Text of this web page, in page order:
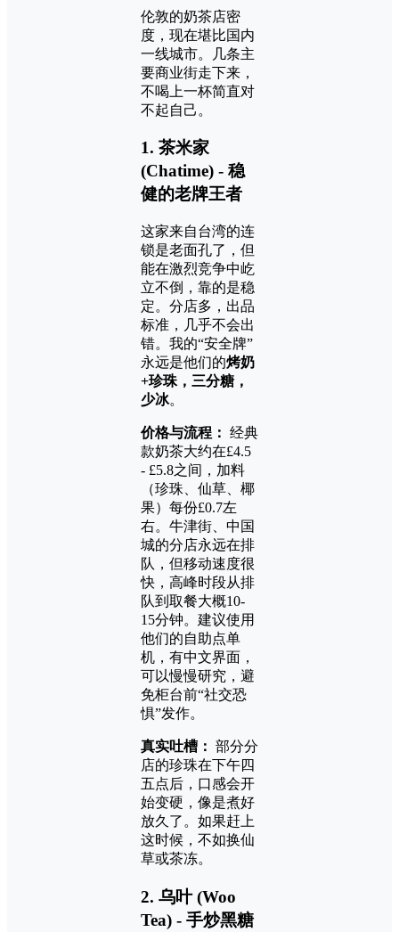
伦敦的奶茶店密
度，现在堪比国内
一线城市。几条主
要商业街走下来，
不喝上一杯简直对
不起自己。
1. 茶米家
(Chatime) - 稳
健的老牌王者
这家来自台湾的连
锁是老面孔了，但
能在激烈竞争中屹
立不倒，靠的是稳
定。分店多，出品
标准，几乎不会出
错。我的“安全牌”
永远是他们的烤奶
+珍珠，三分糖，
少冰。
价格与流程： 经典
款奶茶大约在£4.5
- £5.8之间，加料
（珍珠、仙草、椰
果）每份£0.7左
右。牛津街、中国
城的分店永远在排
队，但移动速度很
快，高峰时段从排
队到取餐大概10-
15分钟。建议使用
他们的自助点单
机，有中文界面，
可以慢慢研究，避
免柜台前“社交恐
惧”发作。
真实吐槽： 部分分
店的珍珠在下午四
五点后，口感会开
始变硬，像是煮好
放久了。如果赶上
这时候，不如换仙
草或茶冻。
2. 乌叶 (Woo
Tea) - 手炒黑糖